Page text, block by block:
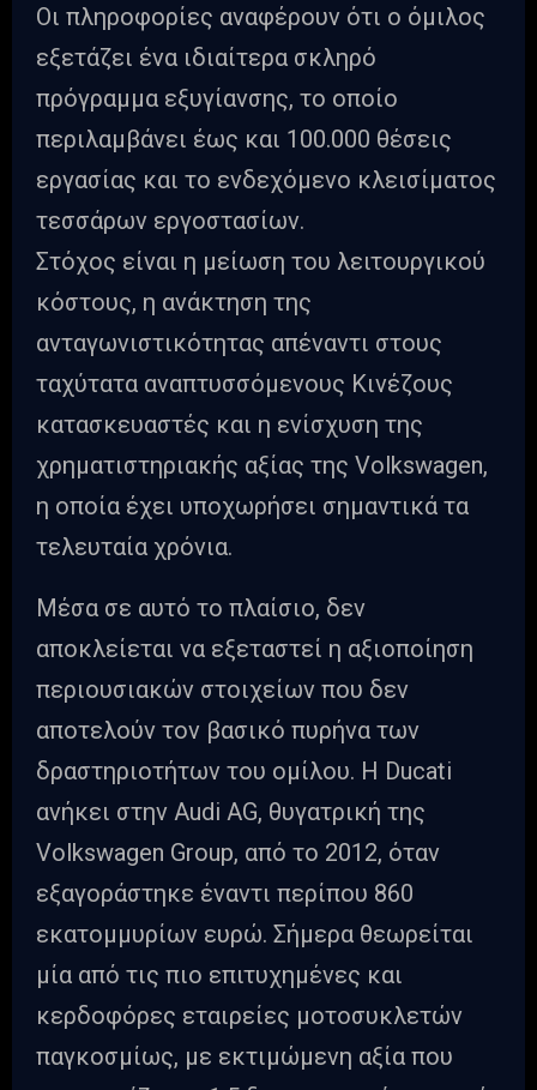
Οι πληροφορίες αναφέρουν ότι ο όμιλος
εξετάζει ένα ιδιαίτερα σκληρό
πρόγραμμα εξυγίανσης, το οποίο
περιλαμβάνει έως και 100.000 θέσεις
εργασίας και το ενδεχόμενο κλεισίματος
τεσσάρων εργοστασίων.
Στόχος είναι η μείωση του λειτουργικού
κόστους, η ανάκτηση της
ανταγωνιστικότητας απέναντι στους
ταχύτατα αναπτυσσόμενους Κινέζους
κατασκευαστές και η ενίσχυση της
χρηματιστηριακής αξίας της Volkswagen,
η οποία έχει υποχωρήσει σημαντικά τα
τελευταία χρόνια.
Μέσα σε αυτό το πλαίσιο, δεν
αποκλείεται να εξεταστεί η αξιοποίηση
περιουσιακών στοιχείων που δεν
αποτελούν τον βασικό πυρήνα των
δραστηριοτήτων του ομίλου. Η Ducati
ανήκει στην Audi AG, θυγατρική της
Volkswagen Group, από το 2012, όταν
εξαγοράστηκε έναντι περίπου 860
εκατομμυρίων ευρώ. Σήμερα θεωρείται
μία από τις πιο επιτυχημένες και
κερδοφόρες εταιρείες μοτοσυκλετών
παγκοσμίως, με εκτιμώμενη αξία που